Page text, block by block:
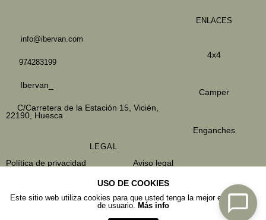
info@ibervan.com
974283199
Ibervan_
C/Carretera de la Estación 15, Vicién,
22190, Huesca
ENLACES
4x4
Camper
Enganches
LEGAL
Política de privacidad
Condiciones de venta
Aviso legal
Envios y devoluciones
Política de datos
USO DE COOKIES
Este sitio web utiliza cookies para que usted tenga la mejor experiencia
de usuario. Más info